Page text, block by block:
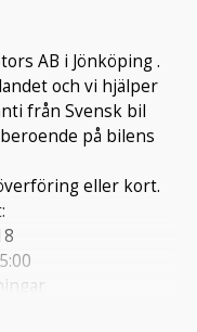
AB i Jönköping .
och vi hjälper
från Svensk bil
på bilens
eller kort.
91436